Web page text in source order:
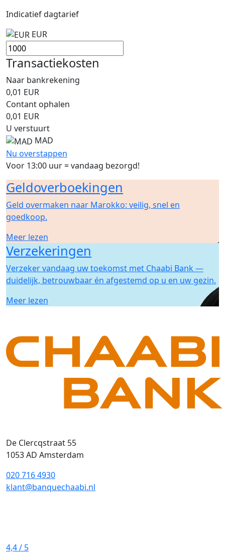
Indicatief dagtarief
EUR
Transactiekosten
Naar bankrekening
0,01 EUR
Contant ophalen
0,01 EUR
U verstuurt
MAD
Nu overstappen
Voor 13:00 uur = vandaag bezorgd!
Geldoverboekingen
Geld overmaken naar Marokko: veilig, snel en
goedkoop.
Meer lezen
Verzekeringen
Verzeker vandaag uw toekomst met Chaabi Bank —
duidelijk, betrouwbaar én afgestemd op u en uw gezin.
Meer lezen
De Clercqstraat 55
1053 AD Amsterdam
020 716 4930
klant@banquechaabi.nl
4,4/ 5